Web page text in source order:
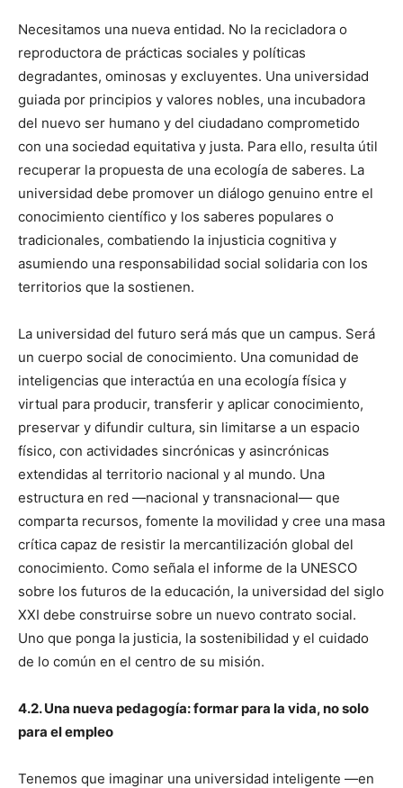
Necesitamos una nueva entidad. No la recicladora o
reproductora de prácticas sociales y políticas
degradantes, ominosas y excluyentes. Una universidad
guiada por principios y valores nobles, una incubadora
del nuevo ser humano y del ciudadano comprometido
con una sociedad equitativa y justa. Para ello, resulta útil
recuperar la propuesta de una ecología de saberes. La
universidad debe promover un diálogo genuino entre el
conocimiento científico y los saberes populares o
tradicionales, combatiendo la injusticia cognitiva y
asumiendo una responsabilidad social solidaria con los
territorios que la sostienen.
La universidad del futuro será más que un campus. Será
un cuerpo social de conocimiento. Una comunidad de
inteligencias que interactúa en una ecología física y
virtual para producir, transferir y aplicar conocimiento,
preservar y difundir cultura, sin limitarse a un espacio
físico, con actividades sincrónicas y asincrónicas
extendidas al territorio nacional y al mundo. Una
estructura en red —nacional y transnacional— que
comparta recursos, fomente la movilidad y cree una masa
crítica capaz de resistir la mercantilización global del
conocimiento. Como señala el informe de la UNESCO
sobre los futuros de la educación, la universidad del siglo
XXI debe construirse sobre un nuevo contrato social.
Uno que ponga la justicia, la sostenibilidad y el cuidado
de lo común en el centro de su misión.
4.2. Una nueva pedagogía: formar para la vida, no solo
para el empleo
Tenemos que imaginar una universidad inteligente —en